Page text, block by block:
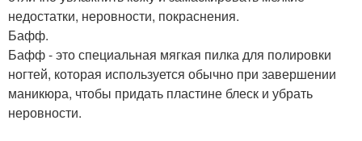
недостатки, неровности, покраснения.
Бафф.
Бафф - это специальная мягкая пилка для полировки
ногтей, которая используется обычно при завершении
маникюра, чтобы придать пластине блеск и убрать
неровности.